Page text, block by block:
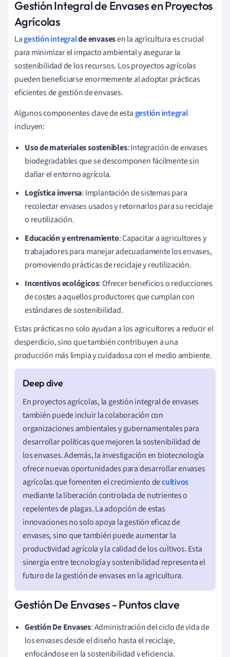
Gestión Integral de Envases en Proyectos
Agrícolas
Lagestión integralde envasesen la agricultura es crucial
para minimizar el impacto ambiental y asegurar la
sostenibilidad de los recursos. Los proyectos agrícolas
pueden beneficiarse enormemente al adoptar prácticas
eficientes de gestión de envases.
Algunos componentes clave de esta gestión integral
incluyen:
Uso de materiales sostenibles: Integración de envases
biodegradables que se descomponen fácilmente sin
dañar el entorno agrícola.
Logística inversa: Implantación de sistemas para
recolectar envases usados y retornarlos para su reciclaje
o reutilización.
Educación y entrenamiento: Capacitar a agricultores y
trabajadores para manejar adecuadamente los envases,
promoviendo prácticas de reciclaje y reutilización.
Incentivos ecológicos: Ofrecer beneficios o reducciones
de costes a aquellos productores que cumplan con
estándares de sostenibilidad.
Estas prácticas no solo ayudan a los agricultores a reducir el
desperdicio, sino que también contribuyen a una
producción más limpia y cuidadosa con el medio ambiente.
En proyectos agrícolas, la gestión integral de envases
también puede incluir la colaboración con
organizaciones ambientales y gubernamentales para
desarrollar políticas que mejoren la sostenibilidad de
los envases. Además, la investigación en biotecnología
ofrece nuevas oportunidades para desarrollar envases
agrícolas que fomenten el crecimiento decultivos
mediante la liberación controlada de nutrientes o
repelentes de plagas. La adopción de estas
innovaciones no solo apoya la gestión eficaz de
envases, sino que también puede aumentar la
productividad agrícola y la calidad de los cultivos. Esta
sinergia entre tecnología y sostenibilidad representa el
futuro de la gestión de envases en la agricultura.
Gestión De Envases - Puntos clave
Gestión De Envases: Administración del ciclo de vida de
los envases desde el diseño hasta el reciclaje,
enfocándose en la sostenibilidad y eficiencia.